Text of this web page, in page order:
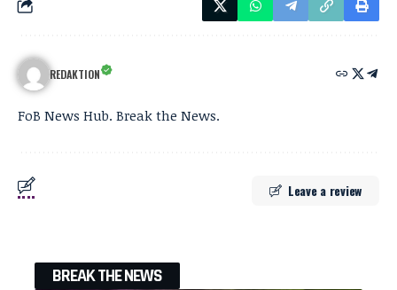
REDAKTION
FoB News Hub. Break the News.
Leave a review
BREAK THE NEWS